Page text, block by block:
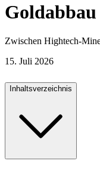
Zwischen Hightech-
15. Juli 2026
Inhaltsverzeichnis